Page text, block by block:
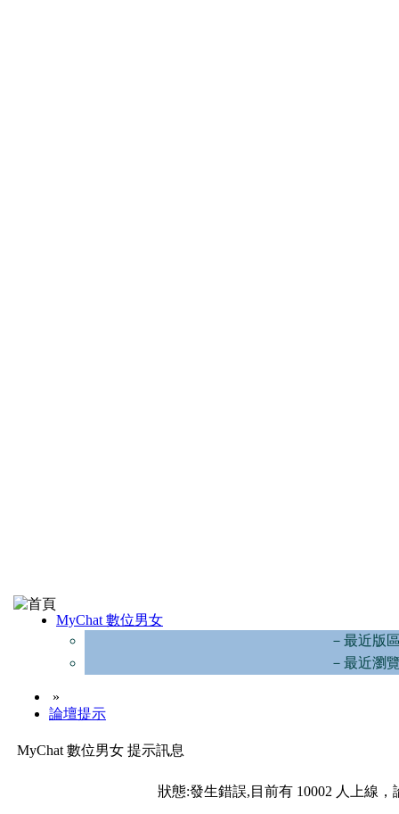
MyChat 數位男女
－最近版
－最近瀏
»
論壇提示
MyChat 數位男女 提示訊息
狀態:發生錯誤,目前有 10002 人上線